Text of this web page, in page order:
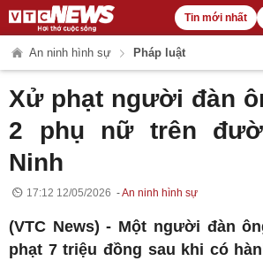
Tin mới nhất
An ninh hình sự Pháp luật
Xử phạt người đàn
2 phụ nữ trên
Ninh
17:12 12/05/2026 An ninh hình sự
(VTC News) - Một người đàn
phạt 7 triệu đồng sau khi có